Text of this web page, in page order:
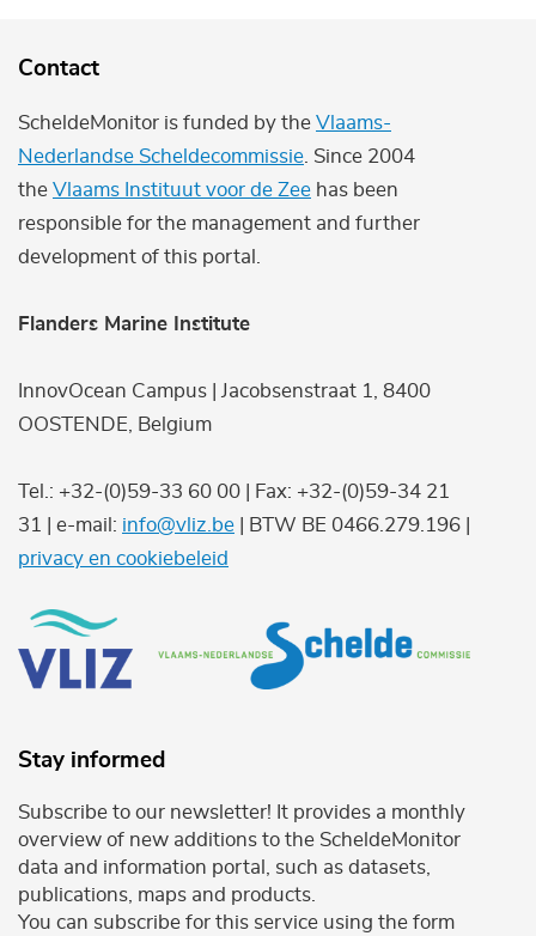
Contact
ScheldeMonitor is funded by the Vlaams-
Nederlandse Scheldecommissie . Since 2004
the Vlaams Instituut voor de Zee has been
responsible for the management and further
development of this portal.
Flanders Marine Institute
InnovOcean Campus | Jacobsenstraat 1, 8400
OOSTENDE, Belgium
Tel.: +32-(0)59-33 60 00 | Fax: +32-(0)59-34 21
31 | e-mail: info@vliz.be | BTW BE 0466.279.196 |
privacy en cookiebeleid
Stay informed
Subscribe to our newsletter! It provides a monthly
overview of new additions to the ScheldeMonitor
data and information portal, such as datasets,
publications, maps and products.
You can subscribe for this service using the form